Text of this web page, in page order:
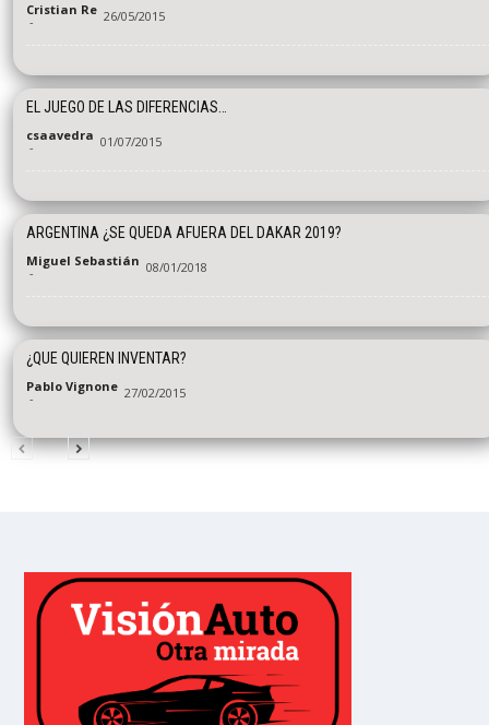
Cristian Re
- 26/05/2015
EL JUEGO DE LAS DIFERENCIAS…
csaavedra
- 01/07/2015
ARGENTINA ¿SE QUEDA AFUERA DEL DAKAR 2019?
Miguel Sebastián
- 08/01/2018
¿QUE QUIEREN INVENTAR?
Pablo Vignone
- 27/02/2015